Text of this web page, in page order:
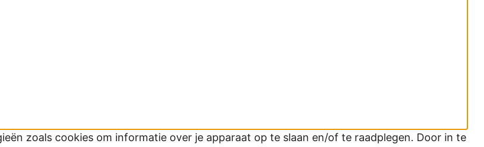
zoals cookies om informatie over je apparaat op te slaan en/of te raadplegen. Door in te